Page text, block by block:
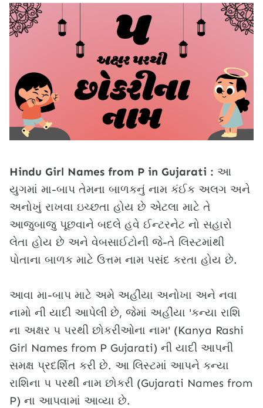
Hindu Girl Names from P in Gujarati : આ
યુગમાં મા-બાપ તેમના બાળકનું નામ કંઈક અલગ અને
અનોખું રાખવા ઇચ્છતા હોય છે એટલા માટે તે
આજુબાજુ પૂછવાને બદલે હવે ઈન્ટરનેટ નો સહારો
લેતા હોય છે અને વેબસાઈટોની જે-તે લિસ્ટમાંથી
પોતાના બાળક માટે ઉત્તમ નામ પસંદ કરતા હોય છે.
આવા મા-બાપ માટે અમે અહીંયા અનોખા અને નવા
નામો ની યાદી આપેલી છે, જેમાં અહીંયા 'કન્યા રાશિ
ના અક્ષર પ પરથી છોકરીઓના નામ' (Kanya Rashi
Girl Names from P Gujarati) ની યાદી આપની
સમક્ષ પ્રદર્શિત કરી છે. આ લિસ્ટમાં આપને કન્યા
રાશિના પ પરથી નામ છોકરી (Gujarati Names from
P) ના આપવામાં આવ્યા છે.